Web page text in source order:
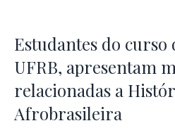
Estudantes do curso
UFRB, apresentam
relacionadas a
Afrobrasileira